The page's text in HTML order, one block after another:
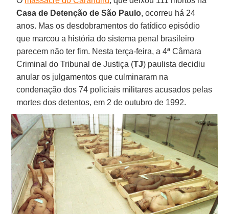
Casa de Detenção de São Paulo, ocorreu há 24
anos. Mas os desdobramentos do fatídico episódio
que marcou a história do sistema penal brasileiro
parecem não ter fim. Nesta terça-feira, a 4ª Câmara
Criminal do Tribunal de Justiça (TJ) paulista decidiu
anular os julgamentos que culminaram na
condenação dos 74 policiais militares acusados pelas
mortes dos detentos, em 2 de outubro de 1992.